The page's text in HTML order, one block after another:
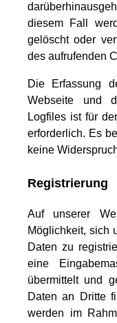
diesem Fall
gelöscht oder
des aufrufenden
Die Erfassung
Webseite und
Logfiles ist für
erforderlich. Es
keine
Registrierung
Auf unserer
Möglichkeit, sich
Daten zu
eine
übermittelt und
Daten an Dritte
werden im